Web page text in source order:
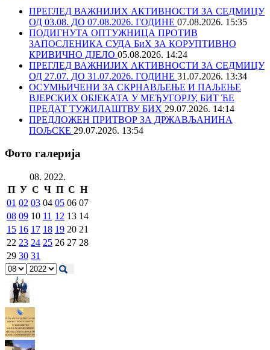
ПРЕГЛЕД ВАЖНИЈИХ АКТИВНОСТИ ЗА СЕДМИЦУ
ОД 03.08. ДО 07.08.2026. ГОДИНЕ 07.08.2026. 15:35
ПОДИГНУТА ОПТУЖНИЦА ПРОТИВ
ЗАПОСЛЕНИКА СУДА БиХ ЗА КОРУПТИВНО
КРИВИЧНО ДЈЕЛО 05.08.2026. 14:24
ПРЕГЛЕД ВАЖНИЈИХ АКТИВНОСТИ ЗА СЕДМИЦУ
ОД 27.07. ДО 31.07.2026. ГОДИНЕ 31.07.2026. 13:34
ОСУМЊИЧЕНИ ЗА СКРНАВЉЕЊЕ И ПАЉЕЊЕ
ВЈЕРСКИХ ОБЈЕКАТА У МЕЂУГОРЈУ, БИТ ЋЕ
ПРЕДАТ ТУЖИЛАШТВУ БИХ 29.07.2026. 14:14
ПРЕДЛОЖЕН ПРИТВОР ЗА ДРЖАВЉАНИНА
ПОЉСКЕ 29.07.2026. 13:54
Фото галерија
08. 2022.
П У С Ч П С Н
01 02 03 04 05 06 07
08 09 10 11 12 13 14
15 16 17 18 19 20 21
22 23 24 25 26 27 28
29 30 31